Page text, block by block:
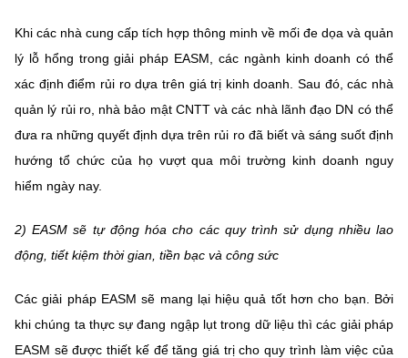
Khi các nhà cung cấp tích hợp thông minh về mối đe dọa và quản
lý lỗ hổng trong giải pháp EASM, các ngành kinh doanh có thể
xác định điểm rủi ro dựa trên giá trị kinh doanh. Sau đó, các nhà
quản lý rủi ro, nhà bảo mật CNTT và các nhà lãnh đạo DN có thể
đưa ra những quyết định dựa trên rủi ro đã biết và sáng suốt định
hướng tổ chức của họ vượt qua môi trường kinh doanh nguy
hiểm ngày nay.
2) EASM sẽ tự động hóa cho các quy trình sử dụng nhiều lao
động, tiết kiệm thời gian, tiền bạc và công sức
Các giải pháp EASM sẽ mang lại hiệu quả tốt hơn cho bạn. Bởi
khi chúng ta thực sự đang ngập lụt trong dữ liệu thì các giải pháp
EASM sẽ được thiết kế để tăng giá trị cho quy trình làm việc của